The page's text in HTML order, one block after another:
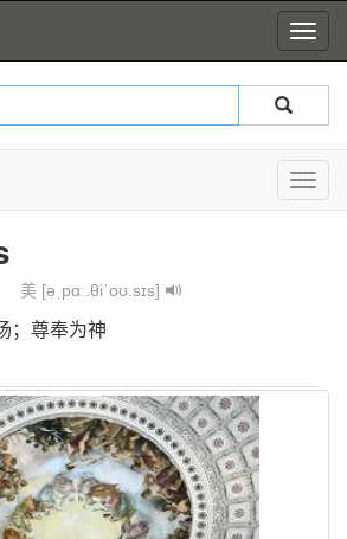
美 [əˌpɑː.θiˈoʊ.sɪs]
；尊奉为神